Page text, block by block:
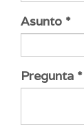
Asunto
Pregunta